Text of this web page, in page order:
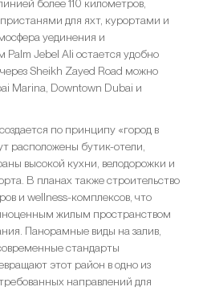
более 110 километров,
для яхт, курортами и
уединения и
Palm Jebel Ali остается удобно
Sheikh Zayed Road можно
Marina, Downtown Dubai и
по принципу «город в
расположены бутик-отели,
высокой кухни, велодорожки и
В планах также строительство
и wellness-комплексов, что
жилым пространством
Панорамные виды на залив,
стандарты
этот район в одно из
направлений для